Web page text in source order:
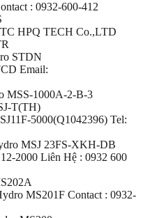
: 0932-600-412
HPQ TECH Co.,LTD
STDN
Email:
MSS-1000A-2-B-3
T(TH)
5000(Q1042396) Tel:
MSJ 23FS-XKH-DB
2000 Liên Hệ : 0932 600
MS201F Contact : 0932-